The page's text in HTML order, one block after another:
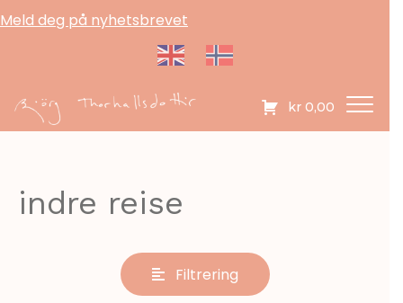
Meld deg på nyhetsbrevet
kr 0,00
indre reise
Filtrering